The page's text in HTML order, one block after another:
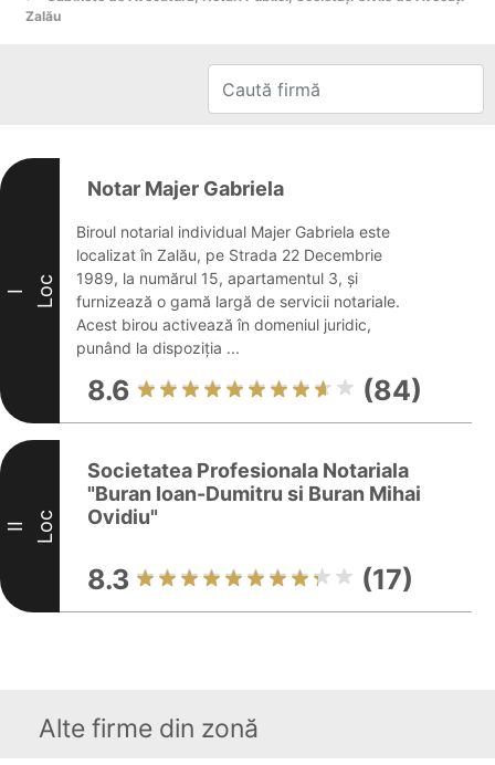
Zalău
I Loc
Notar Majer Gabriela
Biroul notarial individual Majer Gabriela este
localizat în Zalău, pe Strada 22 Decembrie
1989, la numărul 15, apartamentul 3, și
furnizează o gamă largă de servicii notariale.
Acest birou activează în domeniul juridic,
punând la dispoziția ...
8.6 (84)
II Loc
Societatea Profesionala Notariala
"Buran Ioan-Dumitru si Buran Mihai
Ovidiu"
8.3 (17)
Alte firme din zonă